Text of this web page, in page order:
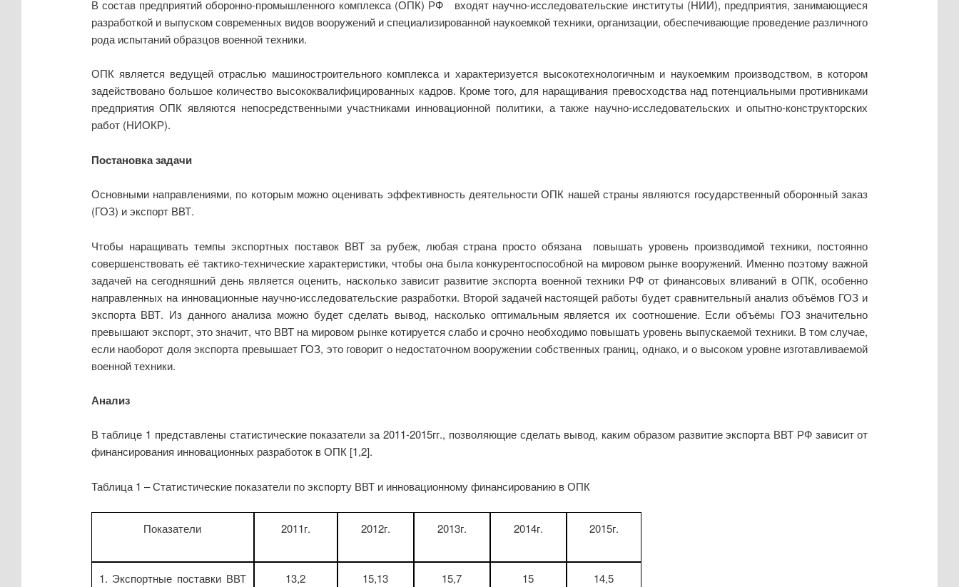
В состав предприятий оборонно-промышленного комплекса (ОПК) РФ входят научно-исследовательские институты (НИИ), предприятия, занимающиеся
разработкой и выпуском современных видов вооружений и специализированной наукоемкой техники, организации, обеспечивающие проведение различного
рода испытаний образцов военной техники.
ОПК является ведущей отраслью машиностроительного комплекса и характеризуется высокотехнологичным и наукоемким производством, в котором
задействовано большое количество высококвалифицированных кадров. Кроме того, для наращивания превосходства над потенциальными противниками
предприятия ОПК являются непосредственными участниками инновационной политики, а также научно-исследовательских и опытно-конструкторских
работ (НИОКР).
Постановка задачи
Основными направлениями, по которым можно оценивать эффективность деятельности ОПК нашей страны являются государственный оборонный заказ
(ГОЗ) и экспорт ВВТ.
Чтобы наращивать темпы экспортных поставок ВВТ за рубеж, любая страна просто обязана повышать уровень производимой техники, постоянно
совершенствовать её тактико-технические характеристики, чтобы она была конкурентоспособной на мировом рынке вооружений. Именно поэтому важной
задачей на сегодняшний день является оценить, насколько зависит развитие экспорта военной техники РФ от финансовых вливаний в ОПК, особенно
направленных на инновационные научно-исследовательские разработки. Второй задачей настоящей работы будет сравнительный анализ объёмов ГОЗ и
экспорта ВВТ. Из данного анализа можно будет сделать вывод, насколько оптимальным является их соотношение. Если объёмы ГОЗ значительно
превышают экспорт, это значит, что ВВТ на мировом рынке котируется слабо и срочно необходимо повышать уровень выпускаемой техники. В том случае,
если наоборот доля экспорта превышает ГОЗ, это говорит о недостаточном вооружении собственных границ, однако, и о высоком уровне изготавливаемой
военной техники.
Анализ
В таблице 1 представлены статистические показатели за 2011-2015гг., позволяющие сделать вывод, каким образом развитие экспорта ВВТ РФ зависит от
финансирования инновационных разработок в ОПК [1,2].
Таблица 1 – Статистические показатели по экспорту ВВТ и инновационному финансированию в ОПК
Показатели 2011г. 2012г. 2013г. 2014г. 2015г.
1. Экспортные поставки ВВТ
13,2 15,13 15,7 15 14,5